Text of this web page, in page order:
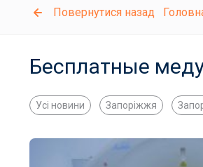
Повернутися назад
Бесплатные
Усі новини Запоріжжя